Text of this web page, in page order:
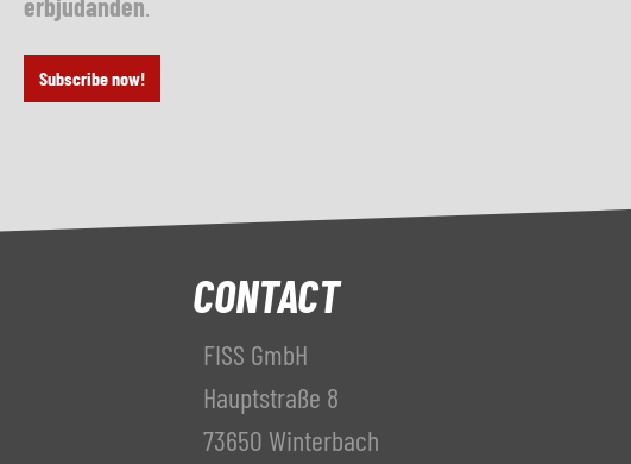
Subscribe now!
CONTACT
FISS GmbH
Hauptstraße 8
73650 Winterbach